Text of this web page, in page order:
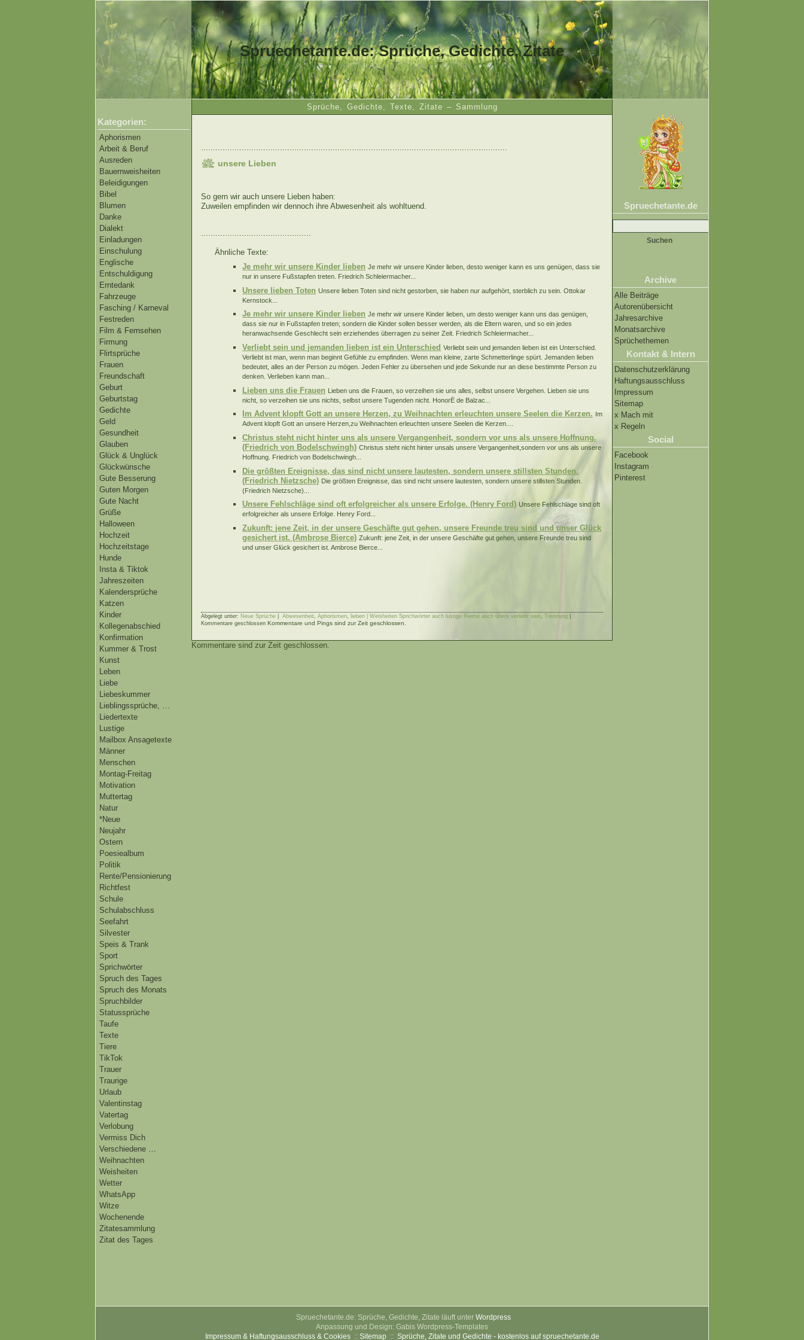
Spruechetante.de: Sprüche, Gedichte, Zitate
Sprüche, Gedichte, Texte, Zitate – Sammlung
Kategorien:
Aphorismen
Arbeit & Beruf
Ausreden
Bauernweisheiten
Beleidigungen
Bibel
Blumen
Danke
Dialekt
Einladungen
Einschulung
Englische
Entschuldigung
Erntedank
Fahrzeuge
Fasching / Karneval
Festreden
Film & Fernsehen
Firmung
Flirtsprüche
Frauen
Freundschaft
Geburt
Geburtstag
Gedichte
Geld
Gesundheit
Glauben
Glück & Unglück
Glückwünsche
Gute Besserung
Guten Morgen
Gute Nacht
Grüße
Halloween
Hochzeit
Hochzeitstage
Hunde
Insta & Tiktok
Jahreszeiten
Kalendersprüche
Katzen
Kinder
Kollegenabschied
Konfirmation
Kummer & Trost
Kunst
Leben
Liebe
Liebeskummer
Lieblingssprüche, …
Liedertexte
Lustige
Mailbox Ansagetexte
Männer
Menschen
Montag-Freitag
Motivation
Muttertag
Natur
*Neue
Neujahr
Ostern
Poesiealbum
Politik
Rente/Pensionierung
Richtfest
Schule
Schulabschluss
Seefahrt
Silvester
Speis & Trank
Sport
Sprichwörter
Spruch des Tages
Spruch des Monats
Spruchbilder
Statussprüche
Taufe
Texte
Tiere
TikTok
Trauer
Traurige
Urlaub
Valentinstag
Vatertag
Verlobung
Vermiss Dich
Verschiedene …
Weihnachten
Weisheiten
Wetter
WhatsApp
Witze
Wochenende
Zitatesammlung
Zitat des Tages
Spruechetante.de
Suche
nach:
Archive
Alle Beiträge
Autorenübersicht
Jahresarchive
Monatsarchive
Sprüchethemen
Kontakt & Intern
Datenschutzerklärung
Haftungsausschluss
Impressum
Sitemap
x Mach mit
x Regeln
Social
Facebook
Instagram
Pinterest
................................................................................................................................
unsere Lieben
So gern wir auch unsere Lieben haben:
Zuweilen empfinden wir dennoch ihre Abwesenheit als wohltuend.
..............................................
Ähnliche Texte:
Je mehr wir unsere Kinder lieben Je mehr wir unsere Kinder lieben, desto weniger kann es uns genügen, dass sie
nur in unsere Fußstapfen treten. Friedrich Schleiermacher...
Unsere lieben Toten Unsere lieben Toten sind nicht gestorben, sie haben nur aufgehört, sterblich zu sein. Ottokar
Kernstock...
Je mehr wir unsere Kinder lieben Je mehr wir unsere Kinder lieben, um desto weniger kann uns das genügen,
dass sie nur in Fußstapfen treten; sondern die Kinder sollen besser werden, als die Eltern waren, und so ein jedes
heranwachsende Geschlecht sein erziehendes überragen zu seiner Zeit. Friedrich Schleiermacher...
Verliebt sein und jemanden lieben ist ein Unterschied Verliebt sein und jemanden lieben ist ein Unterschied.
Verliebt ist man, wenn man beginnt Gefühle zu empfinden. Wenn man kleine, zarte Schmetterlinge spürt. Jemanden lieben
bedeutet, alles an der Person zu mögen. Jeden Fehler zu übersehen und jede Sekunde nur an diese bestimmte Person zu
denken. Verlieben kann man...
Lieben uns die Frauen Lieben uns die Frauen, so verzeihen sie uns alles, selbst unsere Vergehen. Lieben sie uns
nicht, so verzeihen sie uns nichts, selbst unsere Tugenden nicht. HonorË de Balzac...
Im Advent klopft Gott an unsere Herzen, zu Weihnachten erleuchten unsere Seelen die Kerzen.
Im
Advent klopft Gott an unsere Herzen,zu Weihnachten erleuchten unsere Seelen die Kerzen....
Christus steht nicht hinter uns als unsere Vergangenheit, sondern vor uns als unsere Hoffnung.
(Friedrich von Bodelschwingh) Christus steht nicht hinter unsals unsere Vergangenheit,sondern vor uns als unsere
Hoffnung. Friedrich von Bodelschwingh...
Die größten Ereignisse, das sind nicht unsere lautesten, sondern unsere stillsten Stunden.
(Friedrich Nietzsche) Die größten Ereignisse, das sind nicht unsere lautesten, sondern unsere stillsten Stunden.
(Friedrich Nietzsche)...
Unsere Fehlschläge sind oft erfolgreicher als unsere Erfolge. (Henry Ford) Unsere Fehlschläge sind oft
erfolgreicher als unsere Erfolge. Henry Ford...
Zukunft: jene Zeit, in der unsere Geschäfte gut gehen, unsere Freunde treu sind und unser Glück
gesichert ist. (Ambrose Bierce) Zukunft: jene Zeit, in der unsere Geschäfte gut gehen, unsere Freunde treu sind
und unser Glück gesichert ist. Ambrose Bierce...
Abgelegt unter: Neue Sprüche Abwesenheit, Aphorismen, lieben | Weisheiten Sprichwörter auch lustige Reime auch übers verliebt sein, Trennung
Kommentare geschlossen Kommentare und Pings sind zur Zeit geschlossen.
Kommentare sind zur Zeit geschlossen.
Spruechetante.de: Sprüche, Gedichte, Zitate läuft unter Wordpress
Anpassung und Design: Gabis Wordpress-Templates
Impressum & Haftungsausschluss & Cookies:: Sitemap :: Sprüche, Zitate und Gedichte - kostenlos auf spruechetante.de